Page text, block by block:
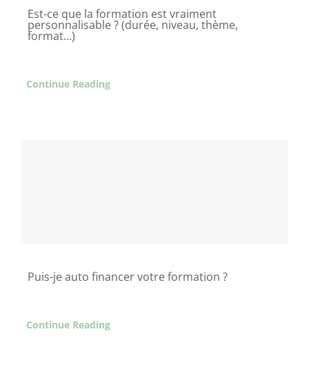
Est-ce que la formation est vraiment
personnalisable ? (durée, niveau, thème,
format…)
Continue Reading
Puis-je auto financer votre formation ?
Continue Reading